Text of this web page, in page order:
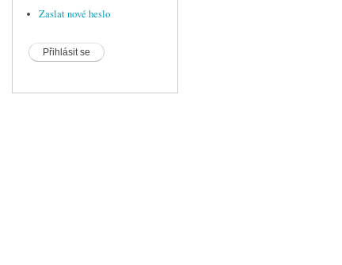
Zaslat nové heslo